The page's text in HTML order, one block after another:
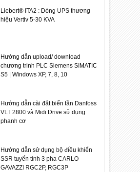
Liebert® ITA2 : Dòng UPS thương
hiệu Vertiv 5-30 KVA
Hướng dẫn upload/ download
chương trinh PLC Siemens SIMATIC
S5 | Windows XP, 7, 8, 10
Hướng dẫn cài đặt biến tần Danfoss
VLT 2800 và Midi Drive sử dụng
phanh cơ
Hướng dẫn sử dụng bộ điều khiển
SSR tuyến tính 3 pha CARLO
GAVAZZI RGC2P, RGC3P